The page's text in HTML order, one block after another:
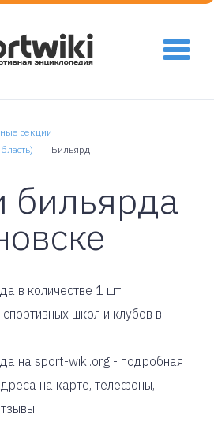
секции
Бильярд
бильярда
в количестве 1 шт.
школ и клубов в
на sport-wiki.org - подробная
на карте, телефоны,